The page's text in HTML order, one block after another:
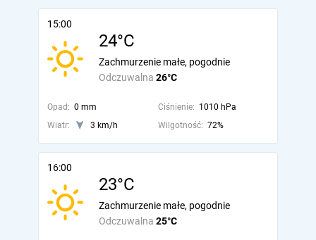
15:00
24°C
Odczuwalna 26°C
Zachmurzenie małe, pogodnie
Opad: 0 mm Ciśnienie: 1010 hPa
Wiatr:
3 km/h Wilgotność: 72%
16:00
23°C
Odczuwalna 25°C
Zachmurzenie małe, pogodnie